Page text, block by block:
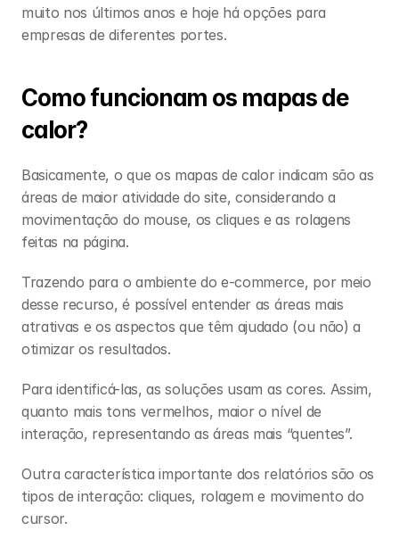
muito nos últimos anos e hoje há opções para
empresas de diferentes portes.
Como funcionam os mapas de
calor?
Basicamente, o que os mapas de calor indicam são as
áreas de maior atividade do site, considerando a
movimentação do mouse, os cliques e as rolagens
feitas na página.
Trazendo para o ambiente do e-commerce, por meio
desse recurso, é possível entender as áreas mais
atrativas e os aspectos que têm ajudado (ou não) a
otimizar os resultados.
Para identificá-las, as soluções usam as cores. Assim,
quanto mais tons vermelhos, maior o nível de
interação, representando as áreas mais “quentes”.
Outra característica importante dos relatórios são os
tipos de interação: cliques, rolagem e movimento do
cursor.